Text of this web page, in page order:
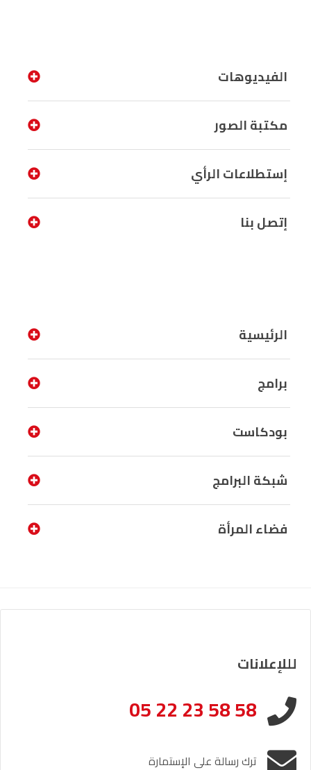
الفيديوهات
مكتبة الصور
إستطلاعات الرأي
إتصل بنا
الرئيسية
برامج
بودكاست
شبكة البرامج
فضاء المرأة
لللإعلانات
05 22 23 58 58
ترك رسالة على الإستمارة